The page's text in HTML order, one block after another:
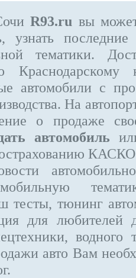
R93.ru вы
узнать
тематики.
автомобили с
На
о продаже
автомобиль
тесты, тюнинг
для любителей
водного
авто Вам